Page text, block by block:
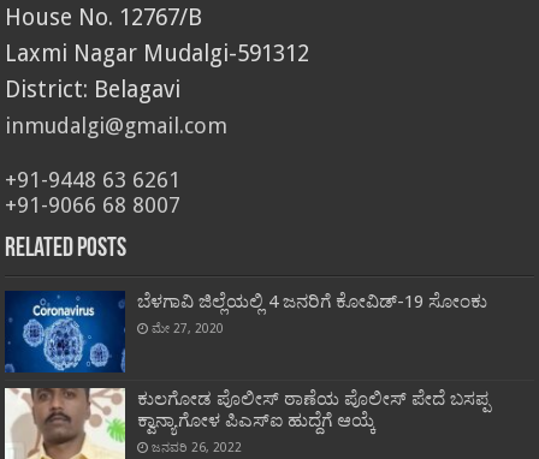
House No. 12767/B
Laxmi Nagar Mudalgi-591312
District: Belagavi
inmudalgi@gmail.com
+91-9448 63 6261
+91-9066 68 8007
Related Posts
ಬೆಳಗಾವಿ ಜಿಲ್ಲೆಯಲ್ಲಿ 4 ಜನರಿಗೆ ಕೋವಿಡ್-19 ಸೋಂಕು
ಮೇ 27, 2020
ಕುಲಗೋಡ ಪೊಲೀಸ್ ಠಾಣೆಯ ಪೊಲೀಸ್ ಪೇದೆ ಬಸಪ್ಪ
ಕ್ವಾನ್ಯಾಗೋಳ ಪಿಎಸ್‍ಐ ಹುದ್ದೆಗೆ ಆಯ್ಕೆ
ಜನವರಿ 26, 2022